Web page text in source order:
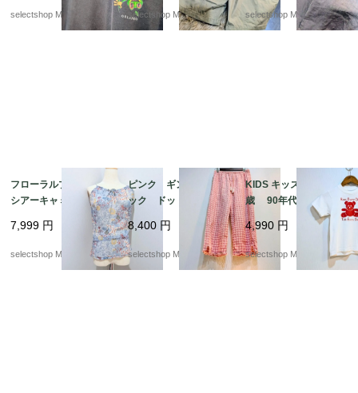
ロッグ Tシャツ US
A fabric made in ME
selectshop Merci.
ィット ベージュ 短
パン Lサイズ程度
selectshop Merci.
x くすみカラー ハ
イウエスト ワイドレ
selectshop Merci.
フローラルプリントの
シアーキャミ キャミソ
ール ボヘミアン く
すみブルー viscose
S-Mサイズ ユーロより
7,999 円
selectshop Merci.
ピンク ギンガムチェ
ック ドットデザイン
柄 フリル ワイドレ
ッグ クロップド コ
ットン パンツ タッ
セル SーMサイズ
8,400 円
selectshop Merci.
KIDS キッズ ５－６
歳 90年代ヴィンテー
ジ テディベア Tシャ
ツ ホワイト bear
コットン ユーロより
4,990 円
selectshop Merci.